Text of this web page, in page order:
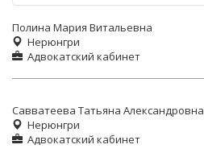
Полина Мария Витальевна
Нерюнгри
Адвокатский кабинет
Савватеева Татьяна Александровна
Нерюнгри
Адвокатский кабинет